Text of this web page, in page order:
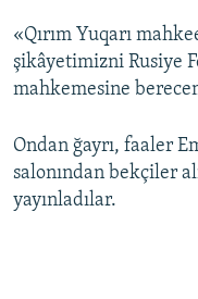
«Qırım Yuqarı
şikâyetimizni Rusiye
mahkemesine
Ondan ğayrı, faaler
salonından bekçiler
yayınladılar.